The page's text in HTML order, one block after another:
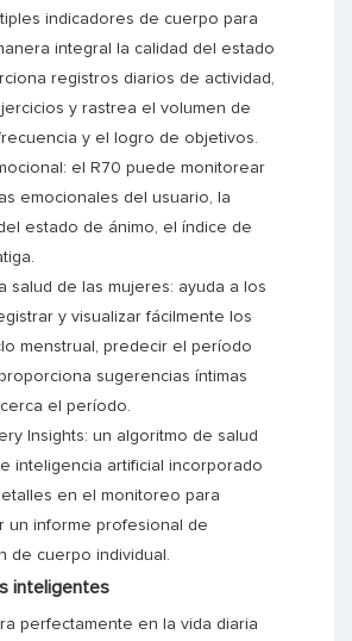
indicadores de cuerpo para
integral la calidad del estado
registros diarios de actividad,
y rastrea el volumen de
y el logro de objetivos.
el R70 puede monitorear
emocionales del usuario, la
estado de ánimo, el índice de
salud de las mujeres: ayuda a los
y visualizar fácilmente los
menstrual, predecir el período
sugerencias íntimas
el período.
Insights: un algoritmo de salud
inteligencia artificial incorporado
en el monitoreo para
un informe profesional de
de cuerpo individual.
inteligentes
perfectamente en la vida diaria